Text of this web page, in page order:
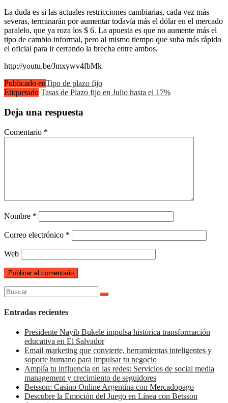
La duda es si las actuales restricciones cambiarias, cada vez más
severas, terminarán por aumentar todavía más el dólar en el mercado
paralelo, que ya roza los $ 6. La apuesta es que no aumente más el
tipo de cambio informal, pero al mismo tiempo que suba más rápido
el oficial para ir cerrando la brecha entre ambos.
http://youtu.be/Jmxywv4fbMk
Publicado enTipo de plazo fijo
Etiquetado Tasas de Plazo fijo en Julio hasta el 17%
Deja una respuesta
Comentario *
Nombre *
Correo electrónico *
Web
Buscar:
Entradas recientes
Presidente Nayib Bukele impulsa histórica transformación
educativa en El Salvador
Email marketing que convierte, herramientas inteligentes y
soporte humano para impulsar tu negocio
Amplía tu influencia en las redes: Servicios de social media
management y crecimiento de seguidores
Betsson: Casino Online Argentina con Mercadopago
Descubre la Emoción del Juego en Línea con Betsson